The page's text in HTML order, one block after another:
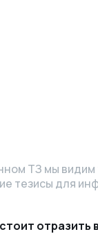
ТЗ мы видим
тезисы для
отразить